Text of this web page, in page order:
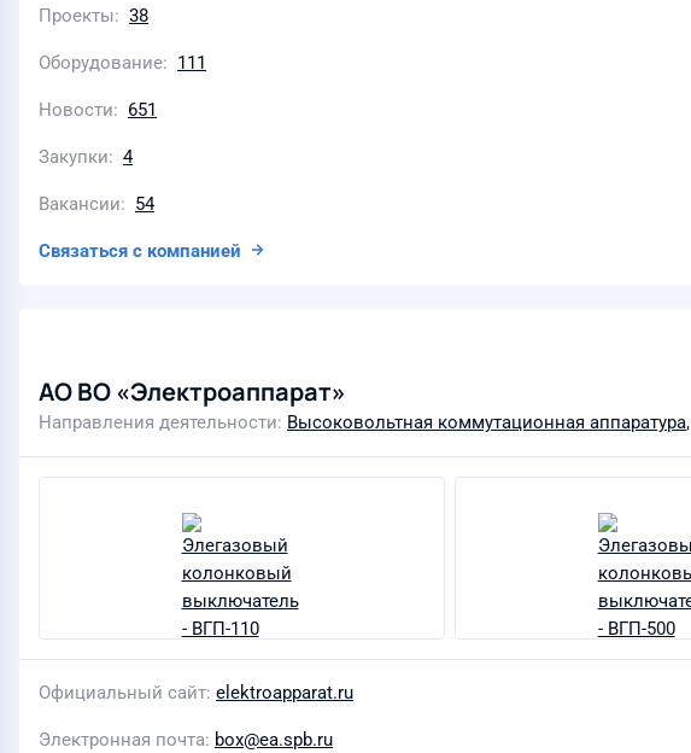
Проекты 38
Оборудование 111
Новости 651
Закупки 4
Вакансии 54
Связаться с компанией
АО ВО «Электроаппарат»
Направления деятельности Высоковольтная коммутационная аппаратура,
Официальный сайт elektroapparat.ru
Электронная почта box@ea.spb.ru